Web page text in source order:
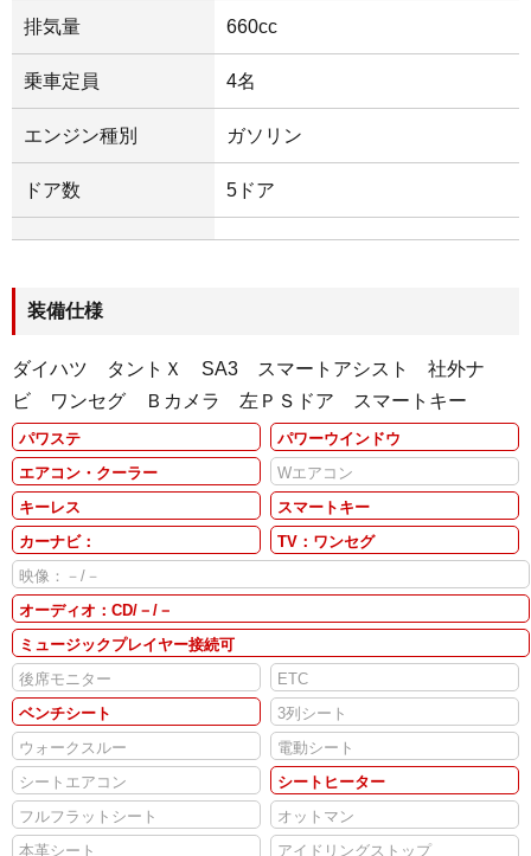
排気量 660cc
乗車定員 4名
エンジン種別 ガソリン
ドア数 5ドア
装備仕様
ダイハツ タントＸ SA3 スマートアシスト 社外ナ
ビ ワンセグ Ｂカメラ 左ＰＳドア スマートキー
パワステ
パワーウインドウ
エアコン・クーラー
Wエアコン
キーレス
スマートキー
カーナビ：
TV：ワンセグ
映像：－/－
オーディオ：CD/－/－
ミュージックプレイヤー接続可
後席モニター
ETC
ベンチシート
3列シート
ウォークスルー
電動シート
シートエアコン
シートヒーター
フルフラットシート
オットマン
本革シート
アイドリングストップ